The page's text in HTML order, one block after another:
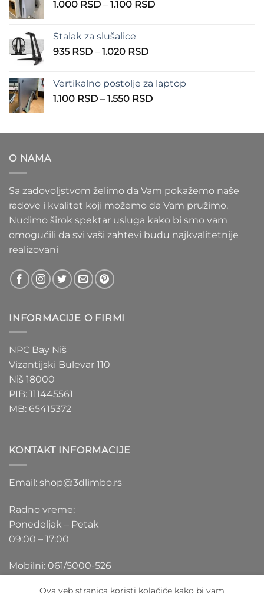
do
1.000 RSD – 1.100 RSDRaspon
Stalak za slušalice
935 RSD – 1.020 RSDRaspon
935 RSD
do
Vertikalno postolje za laptop
1.100 RSD – 1.550 RSDRaspon
1.100 RSD
O NAMA
Sa zadovoljstvom želimo da Vam pokažemo naše
radove i kvalitet koji možemo da Vam pružimo.
Nudimo širok spektar usluga kako bi smo vam
omogućili da svi vaši zahtevi budu najkvalitetnije
realizovani
INFORMACIJE O FIRMI
NPC Bay Niš
Vizantijski Bulevar 110
Niš 18000
PIB: 111445561
MB: 65415372
KONTAKT INFORMACIJE
Email: shop@3dlimbo.rs
Radno vreme:
Ponedeljak – Petak
09:00 – 17:00
Mobilni: 061/5000-526
Ova veb stranica koristi kolačiće kako bi vam